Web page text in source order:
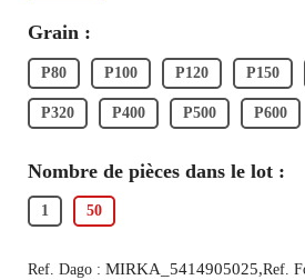
Grain :
P80 P100 P120 P150
P320 P400 P500 P600
Nombre de pièces dans le lot :
1 50
Ref. Dago : MIRKA_5414905025,Ref.